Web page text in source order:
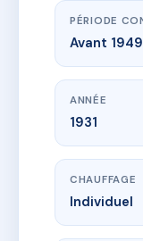
PÉRIODE
Avant 1949
ANNÉE
1931
CHAUFFAGE
Individuel